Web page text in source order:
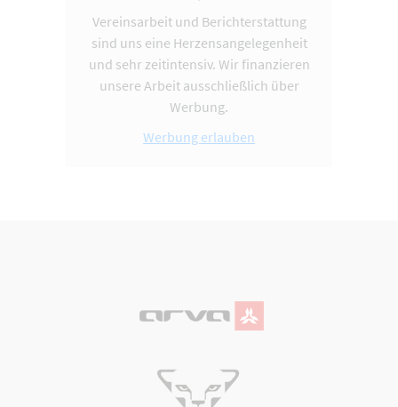
Vereinsarbeit und Berichterstattung
sind uns eine Herzensangelegenheit
und sehr zeitintensiv. Wir finanzieren
unsere Arbeit ausschließlich über
Werbung.
Werbung erlauben